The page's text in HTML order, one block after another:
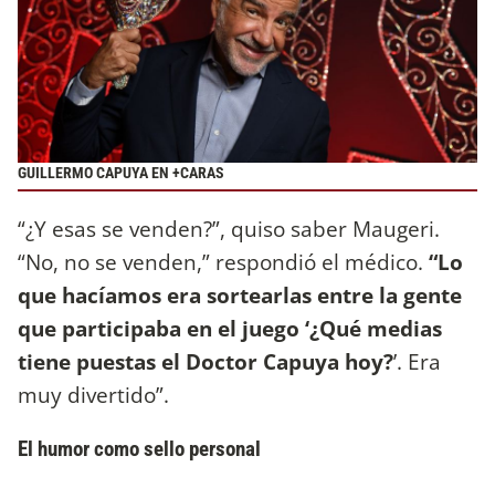
GUILLERMO CAPUYA EN +CARAS
“¿Y esas se venden?”, quiso saber Maugeri.
“No, no se venden,” respondió el médico. “Lo
que hacíamos era sortearlas entre la gente
que participaba en el juego ‘¿Qué medias
tiene puestas el Doctor Capuya hoy?’. Era
muy divertido”.
El humor como sello personal